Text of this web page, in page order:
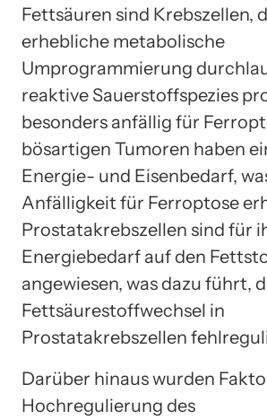
Fettsäuren sind Krebszellen,
erhebliche metabolische
Umprogrammierung
reaktive Sauerstoffspezies
besonders anfällig für
bösartigen Tumoren haben
Energie- und Eisenbedarf,
Anfälligkeit für Ferroptose
Prostatakrebszellen sind für
Energiebedarf auf den
angewiesen, was dazu führt,
Fettsäurestoffwechsel in
Prostatakrebszellen
Darüber hinaus wurden
Hochregulierung des